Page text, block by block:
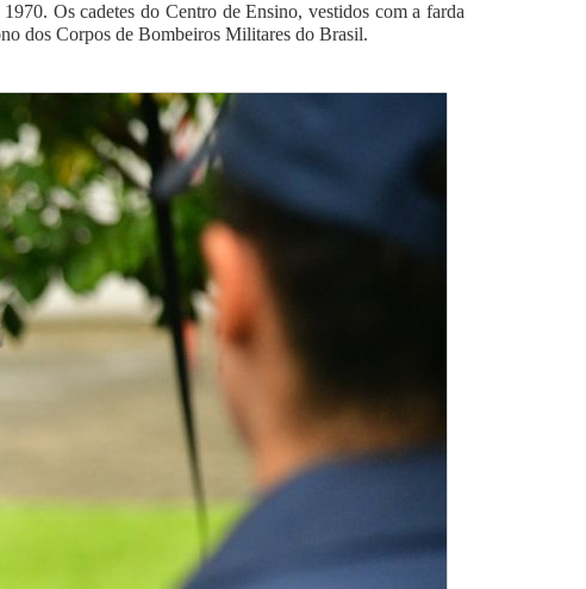
Os cadetes do Centro de Ensino, vestidos com a farda
dos Corpos de Bombeiros Militares do Brasil.